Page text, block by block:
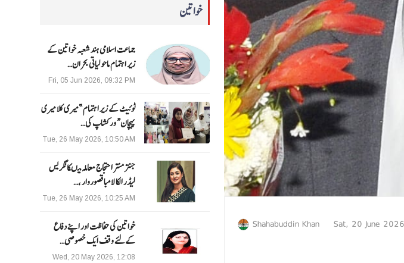
خواتین
جماعت اسلامی ہند شعبہ خواتین کے
زیر اہتمام ماحولیاتی بحران…
Fri, 05 Jun 2026, 09:32 PM
ٹوئیٹ کے زیر اہتمام ”میری کلا میری
پہچان“ ورکشاپ کی…
Tue, 26 May 2026, 10:50 AM
جنتر منتر احتجاج معاملہ میںکانگریس
لیڈر الکا لامبا قصوروار ،…
Tue, 26 May 2026, 10:25 AM
خواتین کی حفاظت اور اپنے دفاع
کےلئے وقف ایک خصوصی…
Wed, 20 May 2026, 12:08
Shahabuddin Khan Sat, 20 June